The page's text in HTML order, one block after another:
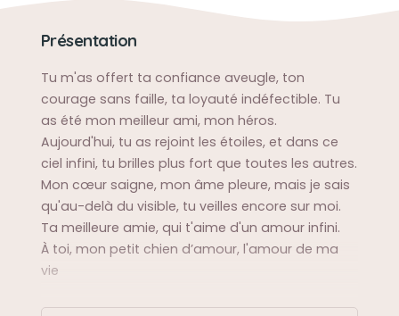
Présentation
Tu m'as offert ta confiance aveugle, ton
courage sans faille, ta loyauté indéfectible. Tu
as été mon meilleur ami, mon héros.
Aujourd'hui, tu as rejoint les étoiles, et dans ce
ciel infini, tu brilles plus fort que toutes les autres.
Mon cœur saigne, mon âme pleure, mais je sais
qu'au-delà du visible, tu veilles encore sur moi.
Ta meilleure amie, qui t'aime d'un amour infini.
À toi, mon petit chien d’amour, l'amour de ma
vie